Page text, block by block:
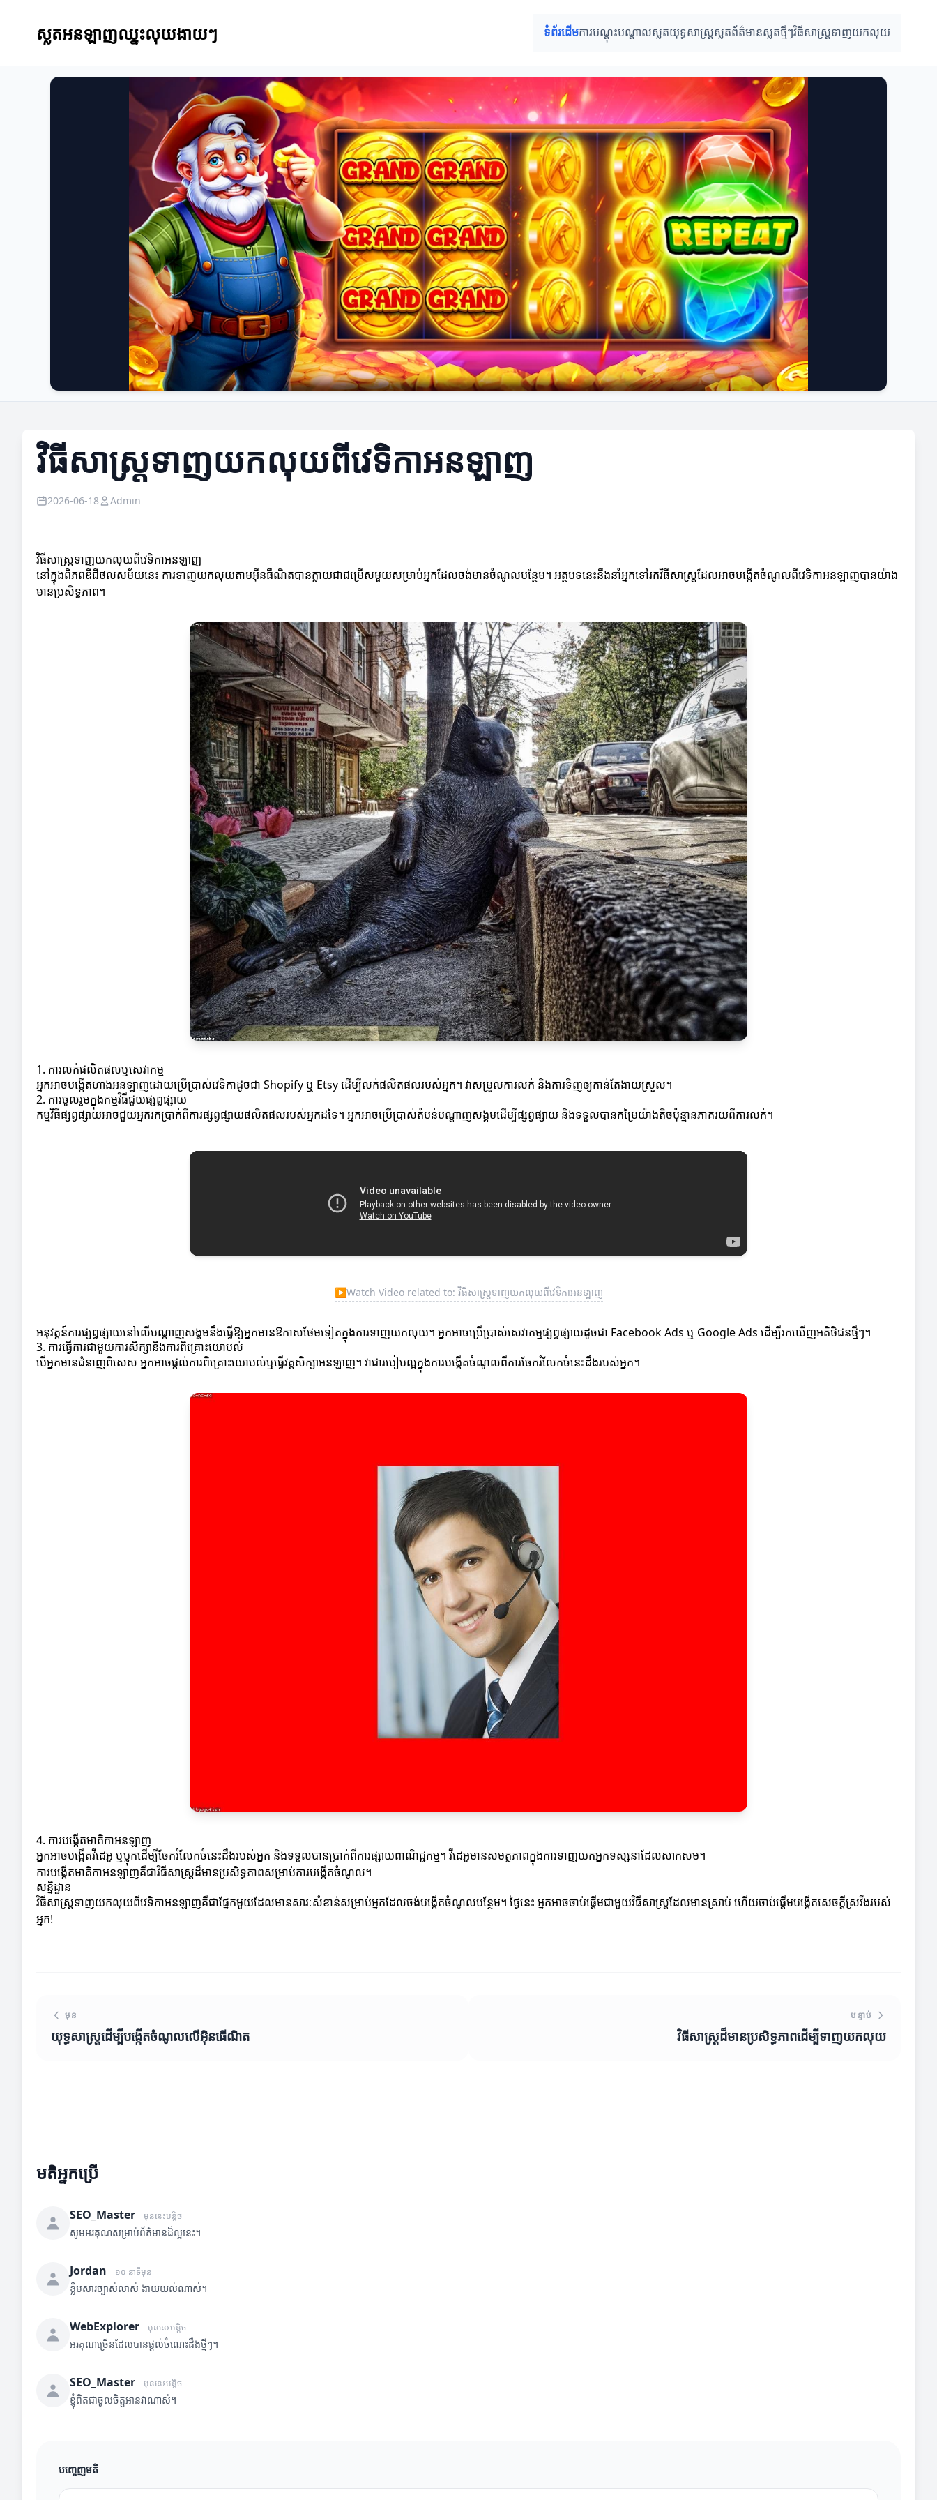
ស្លតអនឡាញឈ្នះលុយងាយៗ ទំព័រដើមការបណ្តុះបណ្តាលស្លតយុទ្ធសាស្ត្រស្លតព័ត៌មានស្លតថ្មីៗវិធីសាស្ត្រទាញយកលុយ
វិធីសាស្ត្រទាញយកលុយពីវេទិកាអនឡាញ
2026-06-18 Admin
វិធីសាស្ត្រទាញយកលុយពីវេទិកាអនឡាញ
នៅក្នុងពិភពឌីជីថលសម័យនេះ ការទាញយកលុយតាមអ៊ីនធឺណិតបានក្លាយជាជម្រើសមួយសម្រាប់អ្នកដែលចង់មានចំណូលបន្ថែម។ អត្ថបទនេះនឹងនាំអ្នកទៅរកវិធីសាស្ត្រដែលអាចបង្កើតចំណូលពីវេទិកាអនឡាញបានយ៉ាង
មានប្រសិទ្ធភាព។
1. ការលក់ផលិតផលឬសេវាកម្ម
អ្នកអាចបង្កើតហាងអនឡាញដោយប្រើប្រាស់វេទិកាដូចជា Shopify ឬ Etsy ដើម្បីលក់ផលិតផលរបស់អ្នក។ វាសម្រួលការលក់ និងការទិញឲ្យកាន់តែងាយស្រួល។
2. ការចូលរួមក្នុងកម្មវិធីជួយផ្សព្វផ្សាយ
កម្មវិធីផ្សព្វផ្សាយអាចជួយអ្នករកប្រាក់ពីការផ្សព្វផ្សាយផលិតផលរបស់អ្នកដទៃ។ អ្នកអាចប្រើប្រាស់តំបន់បណ្តាញសង្គមដើម្បីផ្សព្វផ្សាយ និងទទួលបានកម្រៃយ៉ាងតិចប៉ុន្មានភាគរយពីការលក់។
▶Watch Video related to: វិធីសាស្ត្រទាញយកលុយពីវេទិកាអនឡាញ
អនុវត្តន៍ការផ្សព្វផ្សាយនៅលើបណ្ដាញសង្គមនឹងធ្វើឱ្យអ្នកមានឱកាសថែមទៀតក្នុងការទាញយកលុយ។ អ្នកអាចប្រើប្រាស់សេវាកម្មផ្សព្វផ្សាយដូចជា Facebook Ads ឬ Google Ads ដើម្បីរកឃើញអតិថិជនថ្មីៗ។
3. ការធ្វើការជាមួយការសិក្សានិងការពិគ្រោះយោបល់
បើអ្នកមានជំនាញពិសេស អ្នកអាចផ្តល់ការពិគ្រោះយោបល់ឬធ្វើវគ្គសិក្សាអនឡាញ។ វាជារបៀបល្អក្នុងការបង្កើតចំណូលពីការចែករំលែកចំនេះដឹងរបស់អ្នក។
4. ការបង្កើតមាតិកាអនឡាញ
អ្នកអាចបង្កើតវីដេអូ ឬប្លុកដើម្បីចែករំលែកចំនេះដឹងរបស់អ្នក និងទទួលបានប្រាក់ពីការផ្សាយពាណិជ្ជកម្ម។ វីដេអូមានសមត្ថភាពក្នុងការទាញយកអ្នកទស្សនាដែលសាកសម។
ការបង្កើតមាតិកាអនឡាញគឺជាវិធីសាស្ត្រដ៏មានប្រសិទ្ធភាពសម្រាប់ការបង្កើតចំណូល។
សន្និដ្ឋាន
វិធីសាស្ត្រទាញយកលុយពីវេទិកាអនឡាញគឺជាផ្នែកមួយដែលមានសារៈសំខាន់សម្រាប់អ្នកដែលចង់បង្កើតចំណូលបន្ថែម។ ថ្ងៃនេះ អ្នកអាចចាប់ផ្តើមជាមួយវិធីសាស្ត្រដែលមានស្រាប់ ហើយចាប់ផ្តើមបង្កើតសេចក្ដីស្រវឹងរបស់
អ្នក!
មុន
យុទ្ធសាស្ត្រដើម្បីបង្កើតចំណូលលើអ៊ិនធើណិត
បន្ទាប់
វិធីសាស្ត្រដ៏មានប្រសិទ្ធភាពដើម្បីទាញយកលុយ
មតិអ្នកប្រើ
SEO_Master មុននេះបន្តិច
សូមអរគុណសម្រាប់ព័ត៌មានដ៏ល្អនេះ។
Jordan ១០ នាទីមុន
ខ្លឹមសារច្បាស់លាស់ ងាយយល់ណាស់។
WebExplorer មុននេះបន្តិច
អរគុណច្រើនដែលបានផ្តល់ចំណេះដឹងថ្មីៗ។
SEO_Master មុននេះបន្តិច
ខ្ញុំពិតជាចូលចិត្តអានវាណាស់។
បញ្ចេញមតិ